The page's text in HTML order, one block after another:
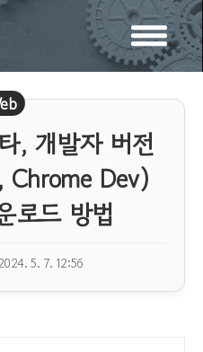
, 개발자 버전
Chrome Dev)
로드 방법
5. 7. 12:56